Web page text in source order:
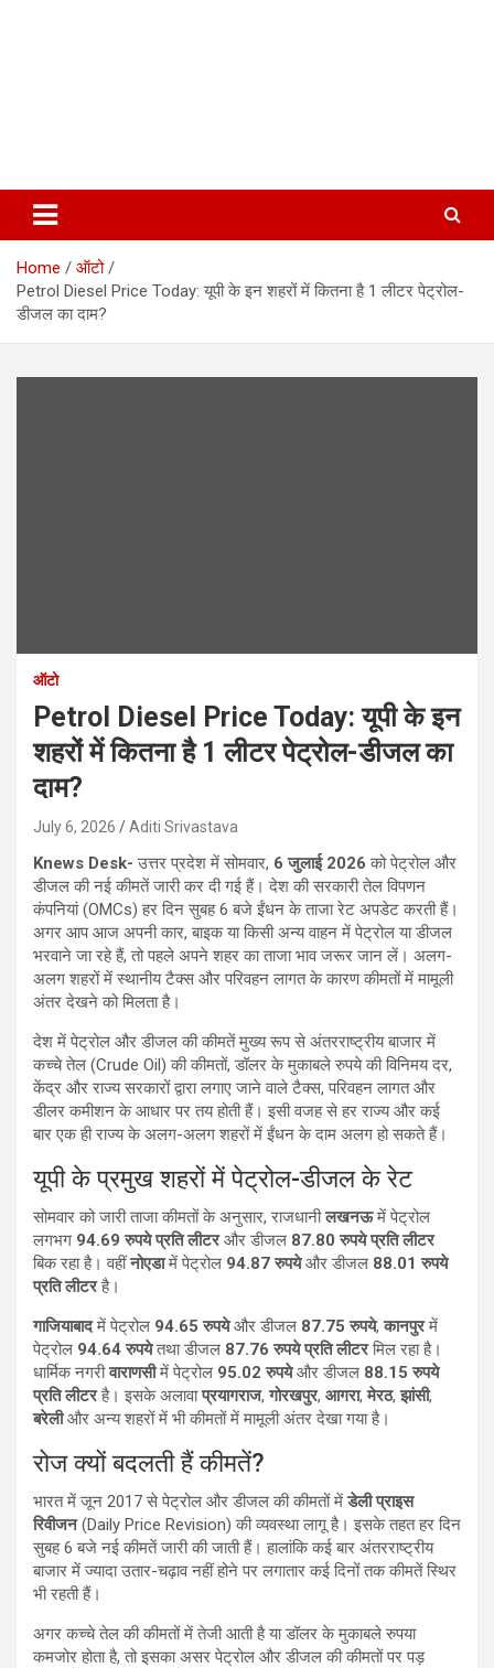
Home
ऑटो
Petrol Diesel Price Today: यूपी के इन शहरों में कितना है 1 लीटर पेट्रोल-
डीजल का दाम?
ऑटो
Petrol Diesel Price Today: यूपी के इन
शहरों में कितना है 1 लीटर पेट्रोल-डीजल का
दाम?
July 6, 2026 Aditi Srivastava
Knews Desk- उत्तर प्रदेश में सोमवार, 6 जुलाई 2026 को पेट्रोल और
डीजल की नई कीमतें जारी कर दी गई हैं। देश की सरकारी तेल विपणन
कंपनियां (OMCs) हर दिन सुबह 6 बजे ईंधन के ताजा रेट अपडेट करती हैं।
अगर आप आज अपनी कार, बाइक या किसी अन्य वाहन में पेट्रोल या डीजल
भरवाने जा रहे हैं, तो पहले अपने शहर का ताजा भाव जरूर जान लें। अलग-
अलग शहरों में स्थानीय टैक्स और परिवहन लागत के कारण कीमतों में मामूली
अंतर देखने को मिलता है।
देश में पेट्रोल और डीजल की कीमतें मुख्य रूप से अंतरराष्ट्रीय बाजार में
कच्चे तेल (Crude Oil) की कीमतों, डॉलर के मुकाबले रुपये की विनिमय दर,
केंद्र और राज्य सरकारों द्वारा लगाए जाने वाले टैक्स, परिवहन लागत और
डीलर कमीशन के आधार पर तय होती हैं। इसी वजह से हर राज्य और कई
बार एक ही राज्य के अलग-अलग शहरों में ईंधन के दाम अलग हो सकते हैं।
यूपी के प्रमुख शहरों में पेट्रोल-डीजल के रेट
सोमवार को जारी ताजा कीमतों के अनुसार, राजधानीलखनऊमें पेट्रोल
लगभग 94.69 रुपये प्रति लीटरऔर डीजल 87.80 रुपये प्रति लीटर
बिक रहा है। वहींनोएडामें पेट्रोल 94.87 रुपयेऔर डीजल 88.01 रुपये
प्रति लीटरहै।
गाजियाबादमें पेट्रोल 94.65 रुपयेऔर डीजल 87.75 रुपये,कानपुरमें
पेट्रोल 94.64 रुपयेतथा डीजल 87.76 रुपये प्रति लीटरमिल रहा है।
धार्मिक नगरीवाराणसीमें पेट्रोल 95.02 रुपयेऔर डीजल 88.15 रुपये
प्रति लीटरहै। इसके अलावाप्रयागराज,गोरखपुर, आगरा,मेरठ,झांसी,
बरेलीऔर अन्य शहरों में भी कीमतों में मामूली अंतर देखा गया है।
रोज क्यों बदलती हैं कीमतें?
भारत में जून 2017 से पेट्रोल और डीजल की कीमतों मेंडेली प्राइस
रिवीजन(Daily Price Revision) की व्यवस्था लागू है। इसके तहत हर दिन
सुबह 6 बजे नई कीमतें जारी की जाती हैं। हालांकि कई बार अंतरराष्ट्रीय
बाजार में ज्यादा उतार-चढ़ाव नहीं होने पर लगातार कई दिनों तक कीमतें स्थिर
भी रहती हैं।
अगर कच्चे तेल की कीमतों में तेजी आती है या डॉलर के मुकाबले रुपया
कमजोर होता है, तो इसका असर पेट्रोल और डीजल की कीमतों पर पड़